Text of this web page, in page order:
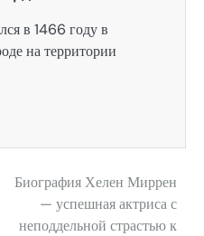
в 1466 году в
на территории
Биография Хелен Миррен
— успешная актриса с
неподдельной страстью к